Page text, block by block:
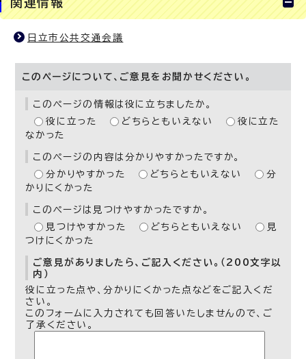
日立市公共交通会議
このページについて、ご意見をお聞かせください。
このページの情報は役に立ちましたか。
役に立った
どちらともいえない
役に立た
なかった
このページの内容は分かりやすかったですか。
分かりやすかった
どちらともいえない
分
かりにくかった
このページは見つけやすかったですか。
見つけやすかった
どちらともいえない
見
つけにくかった
ご意見がありましたら、ご記入ください。（200文字以
内）
役に立った点や、分かりにくかった点などをご記入くだ
さい。
このフォームに入力されても回答いたしませんので、ご
了承ください。